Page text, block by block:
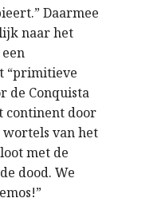
Daarmee
naar het
“primitieve
de Conquista
continent door
wortels van het
met de
dood. We